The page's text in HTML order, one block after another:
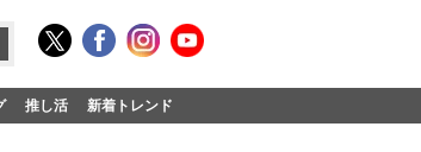
推し活 新着トレンド